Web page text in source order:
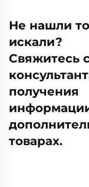
Не нашли
искали?
Свяжитесь
получения
товарах.